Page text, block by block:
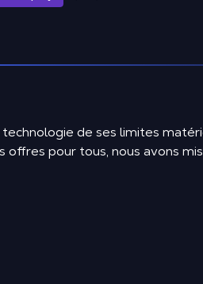
technologie de ses limites
pour tous, nous avons